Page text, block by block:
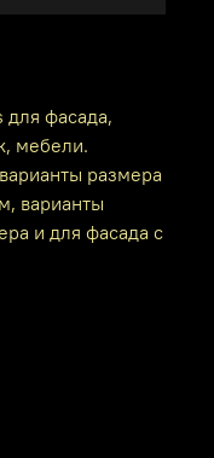
для фасада,
мебели.
размера
варианты
и для фасада с